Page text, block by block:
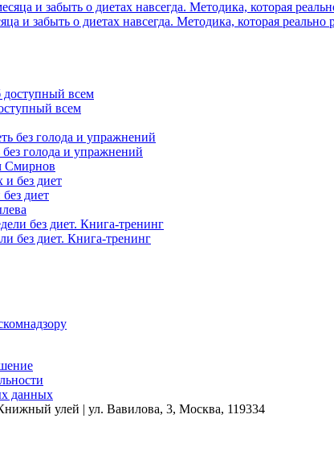
и забыть о диетах навсегда. Методика,
всем
голода и упражнений
Смирнов
диет
без диет. Книга-тренинг
данных
улей | ул. Вавилова, 3, Москва, 119334